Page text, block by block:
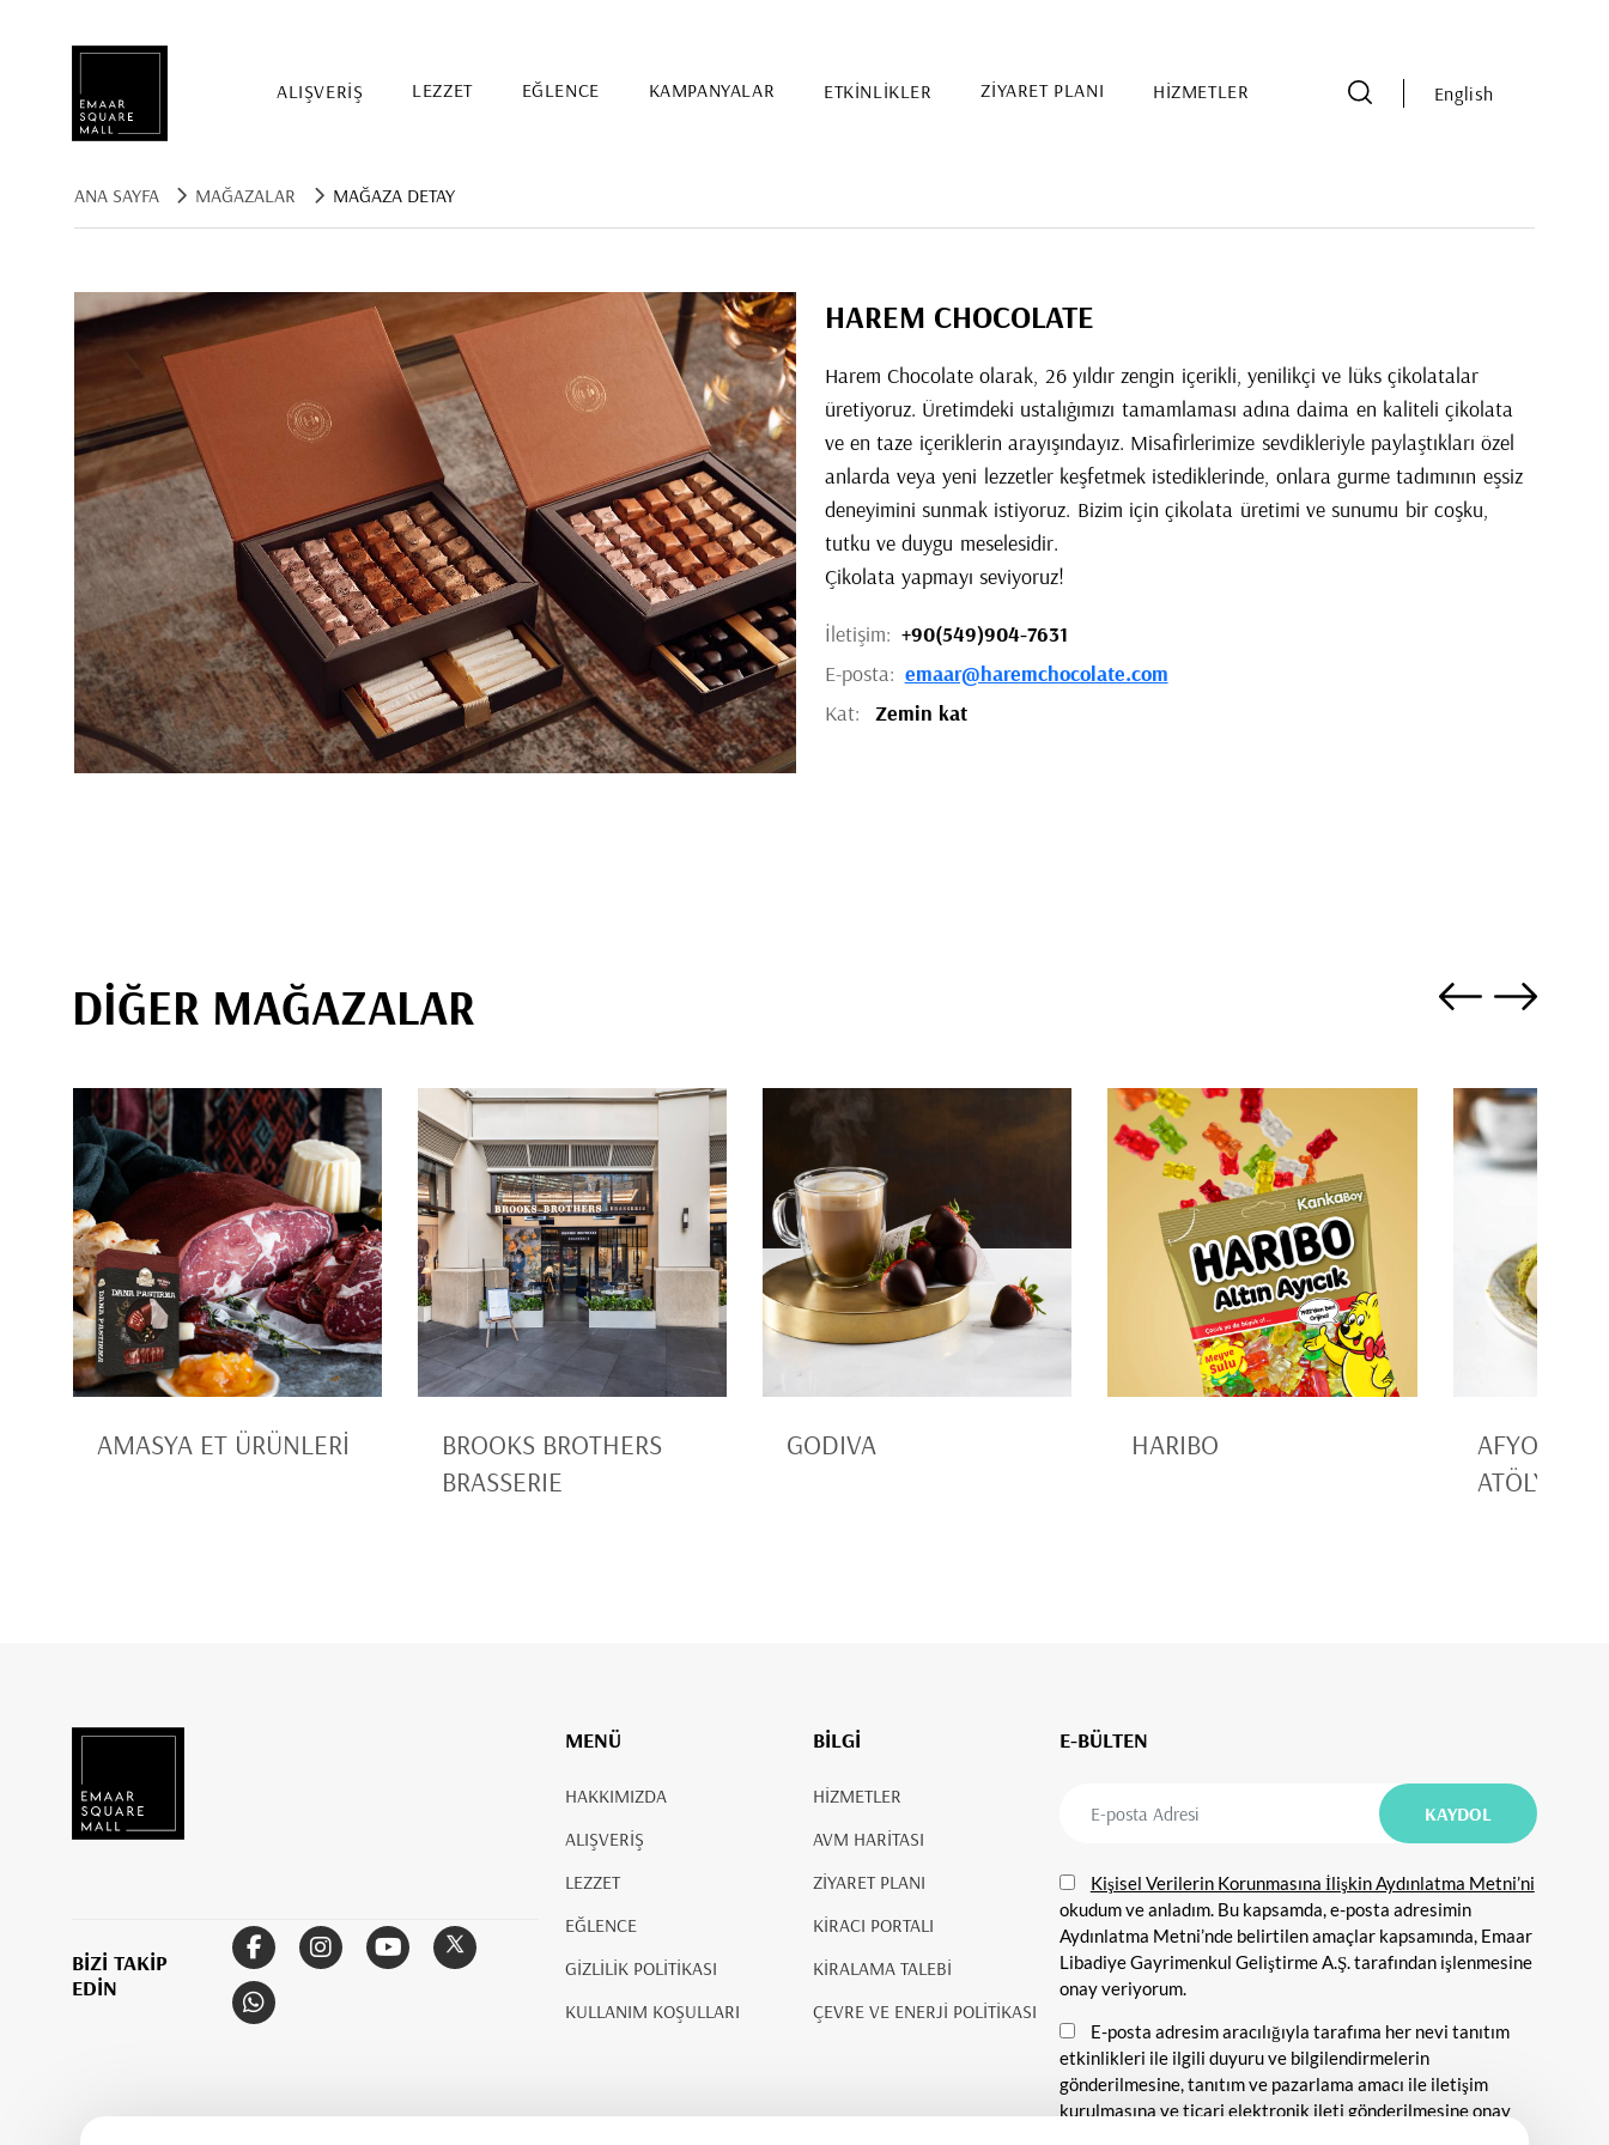
ALIŞVERİŞ LEZZET EĞLENCE KAMPANYALAR ETKİNLİKLER ZİYARET PLANI HİZMETLER English
ANA SAYFA MAĞAZALAR MAĞAZA DETAY
HAREM CHOCOLATE
Harem Chocolate olarak, 26 yıldır zengin içerikli, yenilikçi ve lüks çikolatalar
üretiyoruz. Üretimdeki ustalığımızı tamamlaması adına daima en kaliteli çikolata
ve en taze içeriklerin arayışındayız. Misafirlerimize sevdikleriyle paylaştıkları özel
anlarda veya yeni lezzetler keşfetmek istediklerinde, onlara gurme tadımının eşsiz
deneyimini sunmak istiyoruz. Bizim için çikolata üretimi ve sunumu bir coşku,
tutku ve duygu meselesidir.
Çikolata yapmayı seviyoruz!
İletişim: +90(549)904-7631
E-posta: emaar@haremchocolate.com
Kat:
Zemin kat
DİĞER MAĞAZALAR
AMASYA ET ÜRÜNLERİ
BROOKS BROTHERS
BRASSERIE
GODIVA HARIBO
AFYON
ATÖLYESİ
BİZİ TAKİP
EDİN
MENÜ
HAKKIMIZDA
ALIŞVERİŞ
LEZZET
EĞLENCE
GİZLİLİK POLİTİKASI
KULLANIM KOŞULLARI
BİLGİ
HİZMETLER
AVM HARİTASI
ZİYARET PLANI
KİRACI PORTALI
KİRALAMA TALEBİ
ÇEVRE VE ENERJİ POLİTİKASI
E-BÜLTEN
Kişisel Verilerin Korunmasına İlişkin Aydınlatma Metni’ni
okudum ve anladım. Bu kapsamda, e-posta adresimin
Aydınlatma Metni’nde belirtilen amaçlar kapsamında, Emaar
Libadiye Gayrimenkul Geliştirme A.Ş. tarafından işlenmesine
onay veriyorum.
E-posta adresim aracılığıyla tarafıma her nevi tanıtım
etkinlikleri ile ilgili duyuru ve bilgilendirmelerin
gönderilmesine, tanıtım ve pazarlama amacı ile iletişim
kurulmasına ve ticari elektronik ileti gönderilmesine onay
Mağaza, restaurant, etkinlik arama
POPÜLER ARAMALAR
Alışveriş Lezzet Eğlence Kampanyalar Etkinlik